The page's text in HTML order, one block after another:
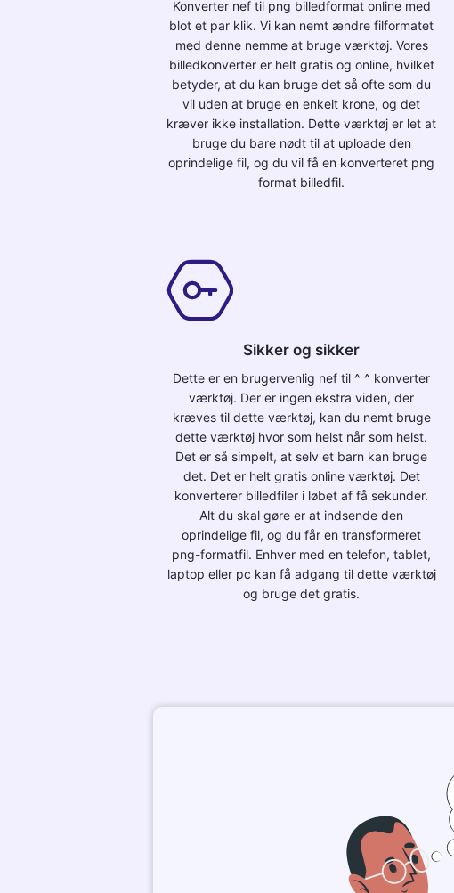
Konverter nef til png billedformat online med
blot et par klik. Vi kan nemt ændre filformatet
med denne nemme at bruge værktøj. Vores
billedkonverter er helt gratis og online, hvilket
betyder, at du kan bruge det så ofte som du
vil uden at bruge en enkelt krone, og det
kræver ikke installation. Dette værktøj er let at
bruge du bare nødt til at uploade den
oprindelige fil, og du vil få en konverteret png
format billedfil.
Sikker og sikker
Dette er en brugervenlig nef til ^ ^ konverter
værktøj. Der er ingen ekstra viden, der
kræves til dette værktøj, kan du nemt bruge
dette værktøj hvor som helst når som helst.
Det er så simpelt, at selv et barn kan bruge
det. Det er helt gratis online værktøj. Det
konverterer billedfiler i løbet af få sekunder.
Alt du skal gøre er at indsende den
oprindelige fil, og du får en transformeret
png-formatfil. Enhver med en telefon, tablet,
laptop eller pc kan få adgang til dette værktøj
og bruge det gratis.